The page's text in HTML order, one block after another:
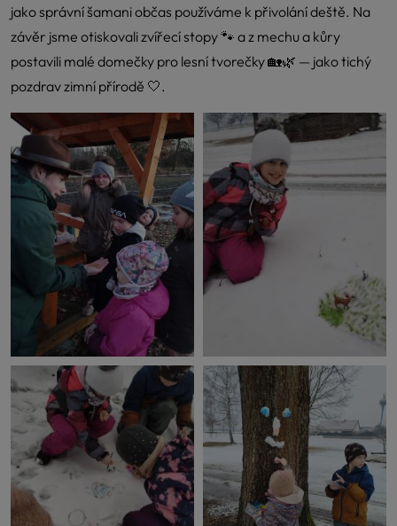
jako správní šamani občas používáme k přivolání deště. Na
závěr jsme otiskovali zvířecí stopy 🐾 a z mechu a kůry
postavili malé domečky pro lesní tvorečky 🏡🌿 — jako tichý
pozdrav zimní přírodě 🤍.